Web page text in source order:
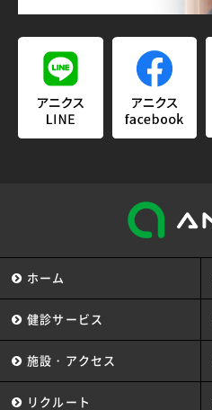
ホーム
健診サービス
施設・アクセス
リクルート